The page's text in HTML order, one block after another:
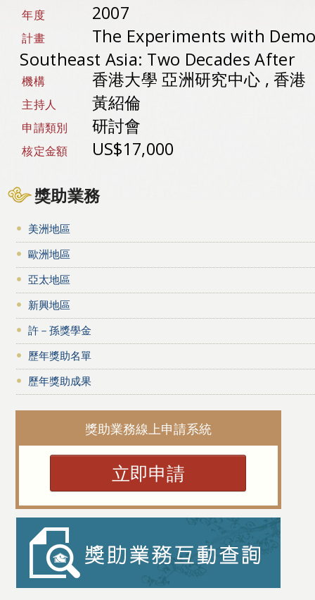
年度 2007
計畫
The Experiments with
Southeast Asia: Two Decades After
機構 香港大學 亞洲研究中心 , 香港
主持人 黃紹倫
申請類別 研討會
核定金額 US$17,000
獎助業務
美洲地區
歐洲地區
亞太地區
新興地區
許－孫獎學金
歷年獎助名單
歷年獎助成果
獎助業務線上申請系統
立即申請